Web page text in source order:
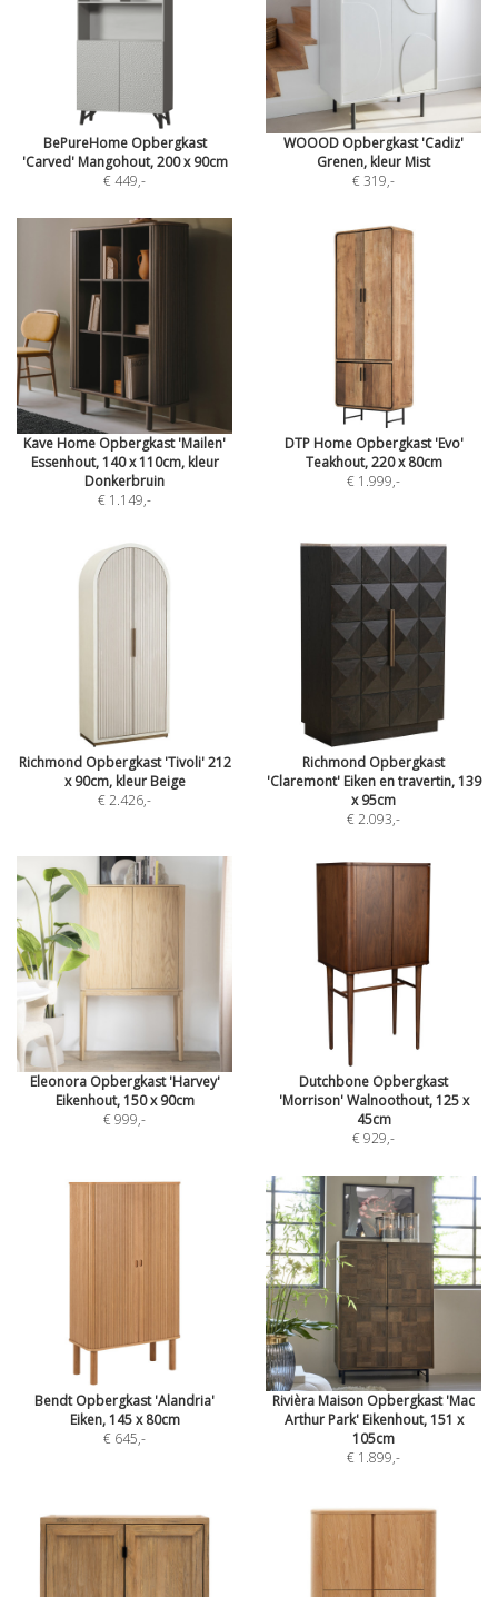
BePureHome Opbergkast
'Carved' Mangohout, 200 x 90cm
€ 449,-
WOOOD Opbergkast 'Cadiz'
Grenen, kleur Mist
€ 319,-
Kave Home Opbergkast 'Mailen'
Essenhout, 140 x 110cm, kleur
Donkerbruin
€ 1.149,-
DTP Home Opbergkast 'Evo'
Teakhout, 220 x 80cm
€ 1.999,-
Richmond Opbergkast 'Tivoli' 212
x 90cm, kleur Beige
€ 2.426,-
Richmond Opbergkast
'Claremont' Eiken en travertin, 139
x 95cm
€ 2.093,-
Eleonora Opbergkast 'Harvey'
Eikenhout, 150 x 90cm
€ 999,-
Dutchbone Opbergkast
'Morrison' Walnoothout, 125 x
45cm
€ 929,-
Bendt Opbergkast 'Alandria'
Eiken, 145 x 80cm
€ 645,-
Rivièra Maison Opbergkast 'Mac
Arthur Park' Eikenhout, 151 x
105cm
€ 1.899,-